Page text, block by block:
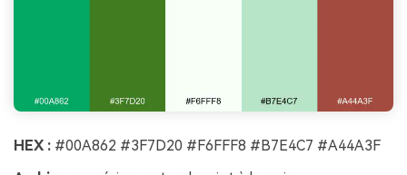
HEX : #00A862 #3F7D20 #F6FFF8 #B7E4C7 #A44A3F